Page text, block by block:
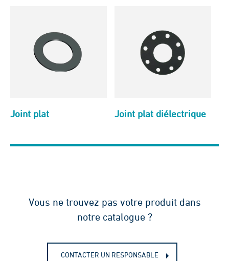
Joint plat Joint plat diélectrique
Vous ne trouvez pas votre produit dans
notre catalogue ?
CONTACTER UN RESPONSABLE